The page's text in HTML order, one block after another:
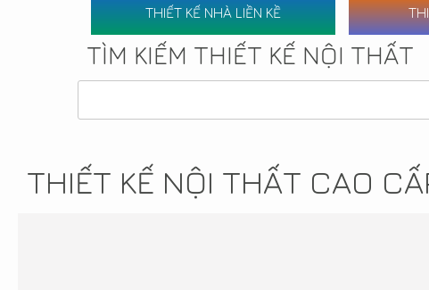
THIẾT KẾ NHÀ LIỀN KỀ
TÌM KIẾM THIẾT KẾ NỘI THẤT
THIẾT KẾ NỘI THẤT CAO